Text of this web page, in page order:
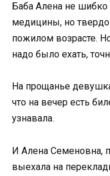
Баба Алена не
медицины, но твердо
пожилом возрасте.
надо было ехать,
На прощанье
что на вечер есть
узнавала.
И Алена Семеновна,
выехала на